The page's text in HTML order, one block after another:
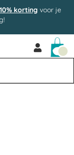
10% korting voor je